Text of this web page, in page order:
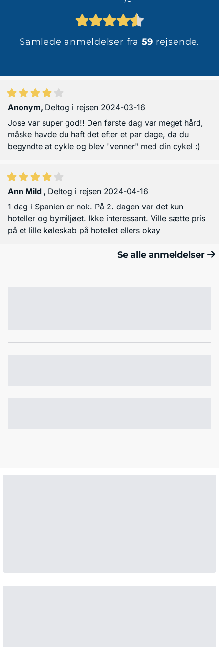
Samlede anmeldelser fra 59 rejsende.
Anonym, Deltog i rejsen 2024-03-16
Jose var super god!! Den første dag var meget hård,
måske havde du haft det efter et par dage, da du
begyndte at cykle og blev "venner" med din cykel :)
Ann Mild , Deltog i rejsen 2024-04-16
1 dag i Spanien er nok. På 2. dagen var det kun
hoteller og bymiljøet. Ikke interessant. Ville sætte pris
på et lille køleskab på hotellet ellers okay
Se alle anmeldelser